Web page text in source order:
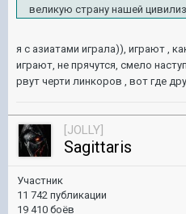
великую страну нашей
я с азиатами играла)), играют ,
играют, не прячутся, смело
рвут черти линкоров , вот где
[JOLLY]
Sagittaris
Участник
11 742 публикации
19 410 боёв